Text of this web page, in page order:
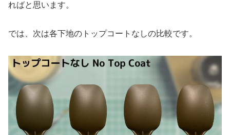
ればと思います。
では、次は各下地のトップコートなしの比較です。